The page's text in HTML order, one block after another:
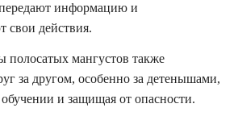
информацию и
свои действия.
полосатых мангустов также
за другом, особенно за детенышами,
и защищая от опасности.